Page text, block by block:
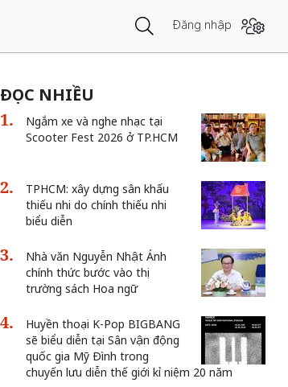
Đăng nhập
ĐỌC NHIỀU
Ngắm xe và nghe nhạc tại
Scooter Fest 2026 ở TP.HCM
TPHCM: xây dựng sân khấu
thiếu nhi do chính thiếu nhi
biểu diễn
Nhà văn Nguyễn Nhật Ánh
chính thức bước vào thị
trường sách Hoa ngữ
Huyền thoại K-Pop BIGBANG
sẽ biểu diễn tại Sân vận động
quốc gia Mỹ Đình trong
chuyến lưu diễn thế giới kỉ niệm 20 năm